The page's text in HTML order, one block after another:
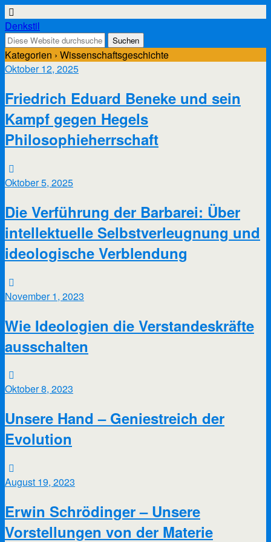
Denkstil
Kategorien › Wissenschaftsgeschichte
Oktober 12, 2025
Friedrich Eduard Beneke und sein
Kampf gegen Hegels
Philosophieherrschaft
Oktober 5, 2025
Die Verführung der Barbarei: Über
intellektuelle Selbstverleugnung und
ideologische Verblendung
November 1, 2023
Wie Ideologien die Verstandeskräfte
ausschalten
Oktober 8, 2023
Unsere Hand – Geniestreich der
Evolution
August 19, 2023
Erwin Schrödinger – Unsere
Vorstellungen von der Materie